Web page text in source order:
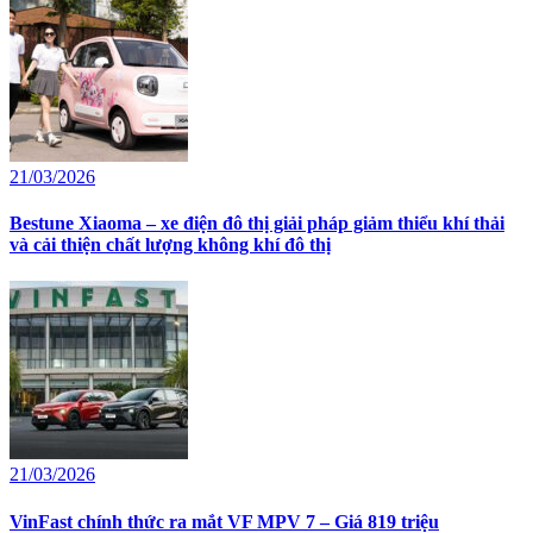
21/03/2026
Bestune Xiaoma – xe điện đô thị giải pháp giảm thiểu khí thải
và cải thiện chất lượng không khí đô thị
21/03/2026
VinFast chính thức ra mắt VF MPV 7 – Giá 819 triệu